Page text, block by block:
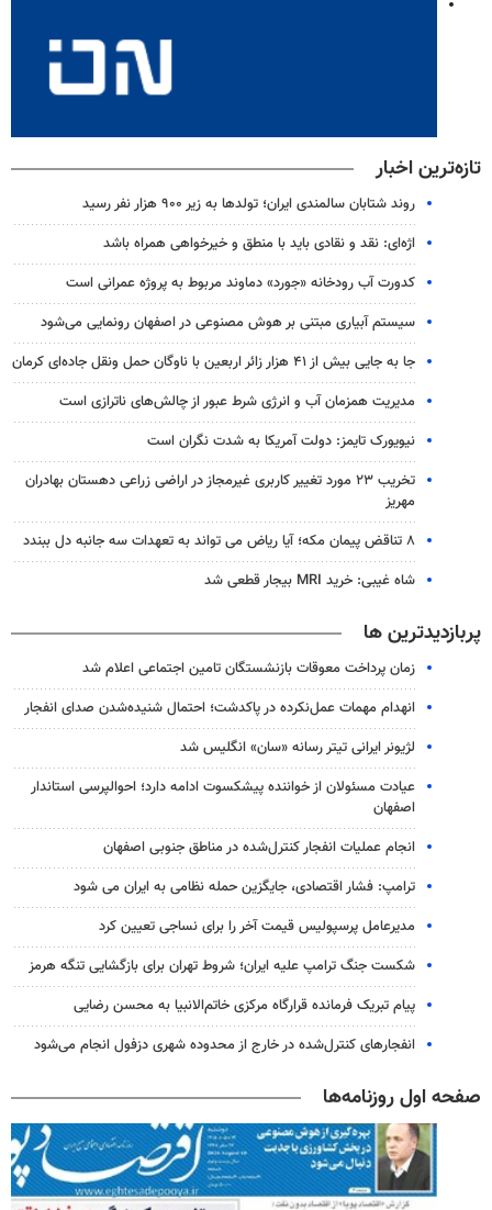
تازه‌ترین اخبار
روند شتابان سالمندی ایران؛ تولدها به زیر ۹۰۰ هزار نفر رسید
اژه‌ای: نقد و نقادی باید با منطق و خیرخواهی همراه باشد
کدورت آب رودخانه «جورد» دماوند مربوط به پروژه عمرانی است
سیستم آبیاری مبتنی بر هوش مصنوعی در اصفهان رونمایی می‌شود
جا به جایی بیش از ۴۱ هزار زائر اربعین با ناوگان حمل ونقل جاده‌ای کرمان
مدیریت همزمان آب و انرژی شرط عبور از چالش‌های ناترازی است
نیویورک تایمز: دولت آمریکا به شدت نگران است
تخریب ۲۳ مورد تغییر کاربری غیرمجاز در اراضی زراعی دهستان بهادران
مهریز
۸ تناقض‌ پیمان مکه؛ آیا ریاض می تواند به تعهدات سه جانبه دل ببندد
شاه غیبی: خرید MRI بیجار قطعی شد
پربازدیدترین ها
زمان پرداخت معوقات بازنشستگان تامین اجتماعی اعلام شد
انهدام مهمات عمل‌نکرده در پاکدشت؛ احتمال شنیده‌شدن صدای انفجار
لژیونر ایرانی تیتر رسانه «سان» انگلیس شد
عیادت مسئولان از خواننده پیشکسوت ادامه دارد؛ احوالپرسی استاندار
اصفهان
انجام عملیات انفجار کنترل‌شده در مناطق جنوبی اصفهان
ترامپ: فشار اقتصادی، جایگزین حمله نظامی به ایران می شود
مدیرعامل پرسپولیس قیمت آخر را برای نساجی تعیین کرد
شکست جنگ ترامپ علیه ایران؛ شروط تهران برای بازگشایی تنگه هرمز
پیام تبریک فرمانده قرارگاه مرکزی خاتم‌الانبیا به محسن رضایی
انفجارهای کنترل‌شده در خارج از محدوده شهری دزفول انجام می‌شود
صفحه اول روزنامه‌ها